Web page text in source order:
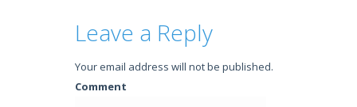
Leave a Reply
Your email address will not be published.
Comment